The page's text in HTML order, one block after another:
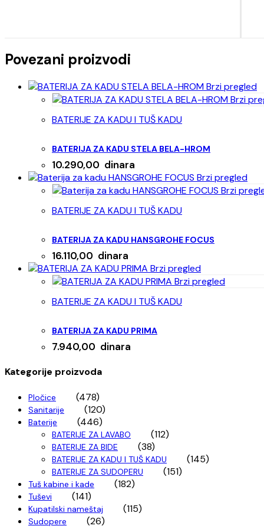
Povezani proizvodi
Brzi pregled
Brzi
BATERIJE ZA KADU I TUŠ KADU
BATERIJA ZA KADU STELA BELA-HROM
10.290,00 dinara
Brzi pregled
Brzi
BATERIJE ZA KADU I TUŠ KADU
BATERIJA ZA KADU HANSGROHE FOCUS
16.110,00 dinara
Brzi pregled
Brzi pregled
BATERIJE ZA KADU I TUŠ KADU
BATERIJA ZA KADU PRIMA
7.940,00 dinara
Kategorije proizvoda
Pločice (478)
Sanitarije (120)
Baterije (446)
BATERIJE ZA LAVABO (112)
BATERIJE ZA BIDE (38)
BATERIJE ZA KADU I TUŠ KADU (145)
BATERIJE ZA SUDOPERU (151)
Tuš kabine i kade (182)
Tuševi (141)
Kupatilski nameštaj (115)
Sudopere (26)